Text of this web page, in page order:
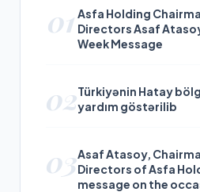
01 Asfa Holding
Directors Asaf
Week Message
02Türkiyənin Hatay
yardım göstərilib
03Asaf Atasoy,
Directors of Asfa
message on the